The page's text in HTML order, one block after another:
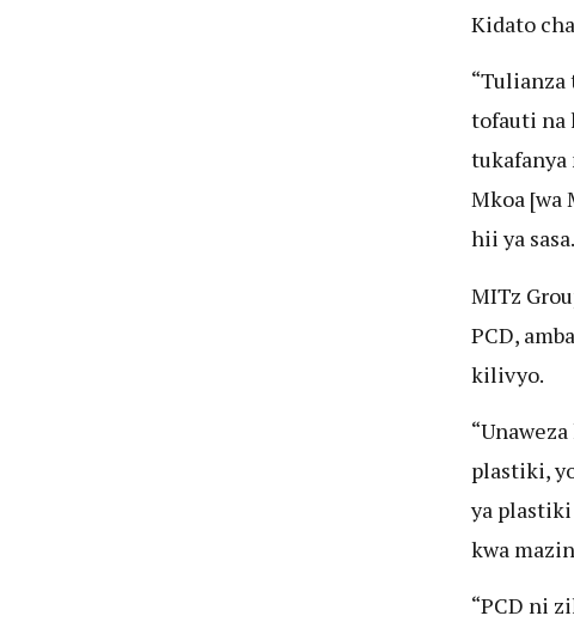
Kidato
“Tulianza
tofauti na
Mkoa [wa
hii ya
MITz
PCD,
kilivyo.
plastiki,
ya
kwa
“PCD ni